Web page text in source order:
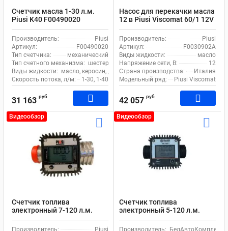
Счетчик масла 1-30 л.м.
Piusi K40 F00490020
Производитель:
Piusi
Артикул:
F00490020
Тип счетчика:
механический
Тип счетного механизма: шестерни
Виды жидкости: масло, керосин, дизель
Скорость потока, л/м:
1-30, 1-40
31 163 руб
Насос для перекачки масла
12 в Piusi Viscomat 60/1 12V
DC F0030902A
Производитель:
Piusi
Артикул:
F0030902A
Виды жидкости:
масло
Напряжение сети, В:
12
Страна производства:
Италия
Модельный ряд:
Piusi Viscomat
42 057 руб
Видеообзор
Счетчик топлива
электронный 7-120 л.м.
Piusi K24-A M/F 1 BSP alum
F00408100 для бензина и
Производитель: Piusi
Видеообзор
Счетчик топлива
электронный 5-120 л.м.
Белак бак 12023 для воды,
масла и ДТ
Производитель: БелАвтоКомплект